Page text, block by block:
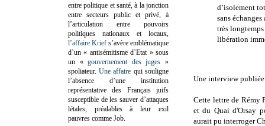
d’isolement
sans
très
libération
Une interview
Cette lettre de Rémy
et du Quai d'Orsay
aurait pu interroger
entre politique et santé, à la jonction
entre secteurs public et privé, à
l’articulation entre pouvoirs
politiques nationaux et locaux,
l’affaire Krief s’avère emblématique
d’un « antisémitisme d’Etat » sous
un «gouvernement des juges »
spoliateur.Une affaire qui souligne
l’absence d’une institution
représentative des Français juifs
susceptible de les sauver d’attaques
létales, préalables à leur exil
pauvres comme Job.